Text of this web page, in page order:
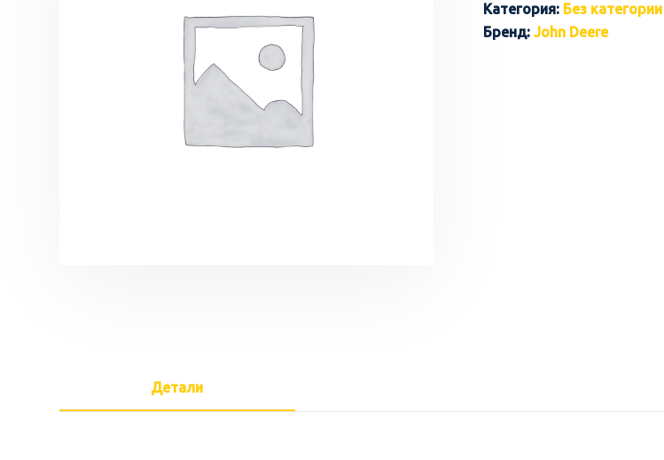
Категория: Без категории
Бренд: John Deere
Детали